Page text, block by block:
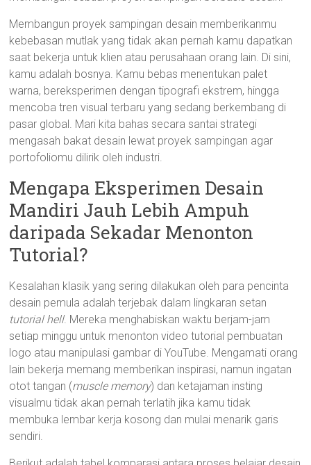
Membangun proyek sampingan desain memberikanmu
kebebasan mutlak yang tidak akan pernah kamu dapatkan
saat bekerja untuk klien atau perusahaan orang lain. Di sini,
kamu adalah bosnya. Kamu bebas menentukan palet
warna, bereksperimen dengan tipografi ekstrem, hingga
mencoba tren visual terbaru yang sedang berkembang di
pasar global. Mari kita bahas secara santai strategi
mengasah bakat desain lewat proyek sampingan agar
portofoliomu dilirik oleh industri.
Mengapa Eksperimen Desain
Mandiri Jauh Lebih Ampuh
daripada Sekadar Menonton
Tutorial?
Kesalahan klasik yang sering dilakukan oleh para pencinta
desain pemula adalah terjebak dalam lingkaran setan
tutorial hell. Mereka menghabiskan waktu berjam-jam
setiap minggu untuk menonton video tutorial pembuatan
logo atau manipulasi gambar di YouTube. Mengamati orang
lain bekerja memang memberikan inspirasi, namun ingatan
otot tangan (muscle memory) dan ketajaman insting
visualmu tidak akan pernah terlatih jika kamu tidak
membuka lembar kerja kosong dan mulai menarik garis
sendiri.